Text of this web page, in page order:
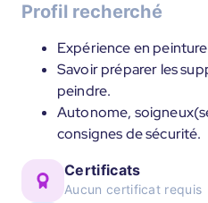
Profil recherché
Expérience en
Savoir préparer les
peindre.
Autonome,
consignes de sécurité.
Certificats
Aucun certificat requis